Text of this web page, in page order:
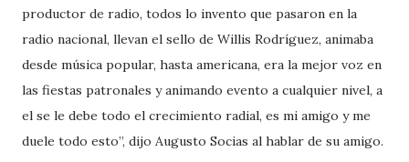
productor de radio, todos lo invento que pasaron en la
radio nacional, llevan el sello de Willis Rodríguez, animaba
desde música popular, hasta americana, era la mejor voz en
las fiestas patronales y animando evento a cualquier nivel, a
el se le debe todo el crecimiento radial, es mi amigo y me
duele todo esto”, dijo Augusto Socias al hablar de su amigo.